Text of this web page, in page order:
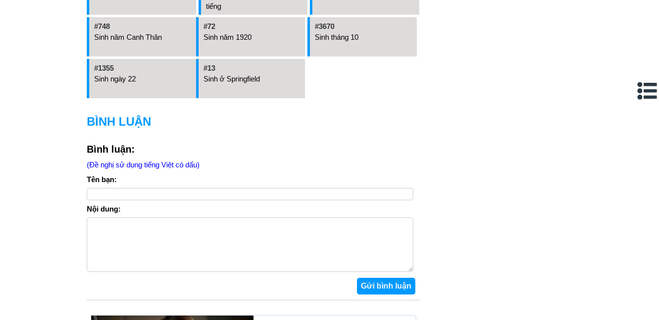
tiếng
#748
Sinh năm Canh Thân
#72
Sinh năm 1920
#3670
Sinh tháng 10
#1355
Sinh ngày 22
#13
Sinh ở Springfield
BÌNH LUẬN
Bình luận:
(Đề nghị sử dụng tiếng Việt có dấu)
Tên bạn:
Nội dung: